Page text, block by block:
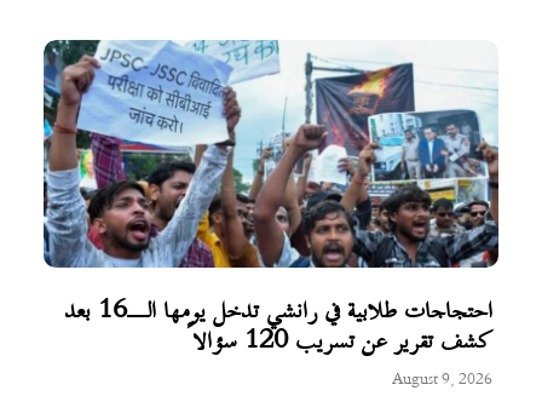
احتجاجات طلابية في رانشي تدخل يومها الـ16 بعد
كشف تقرير عن تسريب 120 سؤالاً
August 9, 2026